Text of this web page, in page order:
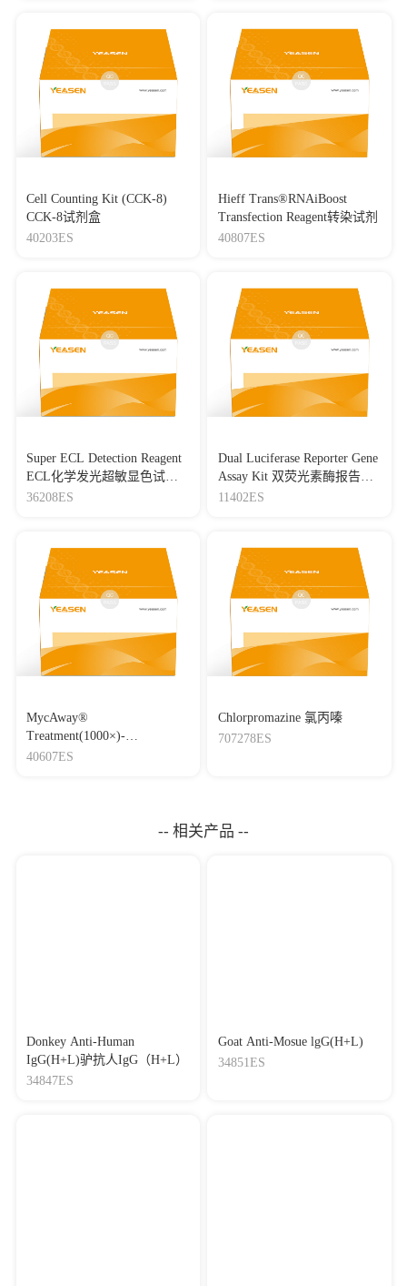
Cell Counting Kit (CCK-8)
CCK-8试剂盒
40203ES
Hieff Trans®RNAiBoost
Transfection Reagent转染试剂
40807ES
Super ECL Detection Reagent
ECL化学发光超敏显色试剂
盒
36208ES
Dual Luciferase Reporter Gene
Assay Kit 双荧光素酶报告基
因检测试剂盒
11402ES
MycAway®
Treatment(1000×)-
Mycoplasma Elimination
40607ES
Chlorpromazine 氯丙嗪
707278ES
-- 相关产品 --
Donkey Anti-Human
IgG(H+L)驴抗人IgG（H+L）
34847ES
Goat Anti-Mosue lgG(H+L)
34851ES